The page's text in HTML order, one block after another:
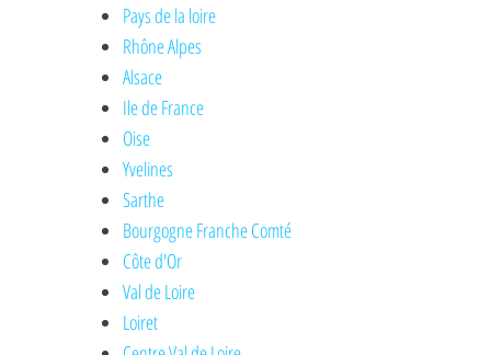
Pays de la loire
Rhône Alpes
Alsace
Ile de France
Oise
Yvelines
Sarthe
Bourgogne Franche Comté
Côte d'Or
Val de Loire
Loiret